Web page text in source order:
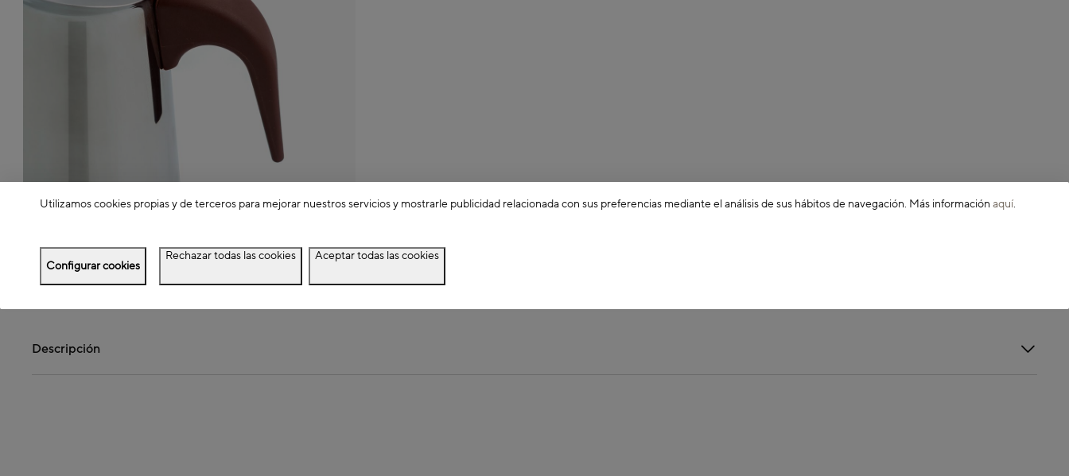
Descripción
Utilizamos cookies propias y de terceros para mejorar nuestros servicios y mostrarle publicidad relacionada con sus preferencias mediante el análisis de sus hábitos de navegación. Más información aquí.
Configurar cookies
Rechazar todas las cookies Aceptar todas las cookies